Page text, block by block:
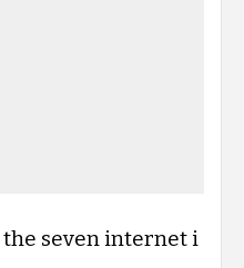
the seven internet i